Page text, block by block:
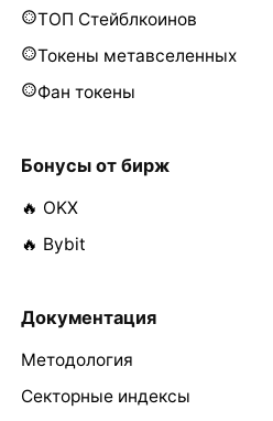
ТОП Стейблкоинов
Токены метавселенных
Фан токены
Бонусы от бирж
🔥 OKX
🔥 Bybit
Документация
Методология
Секторные индексы